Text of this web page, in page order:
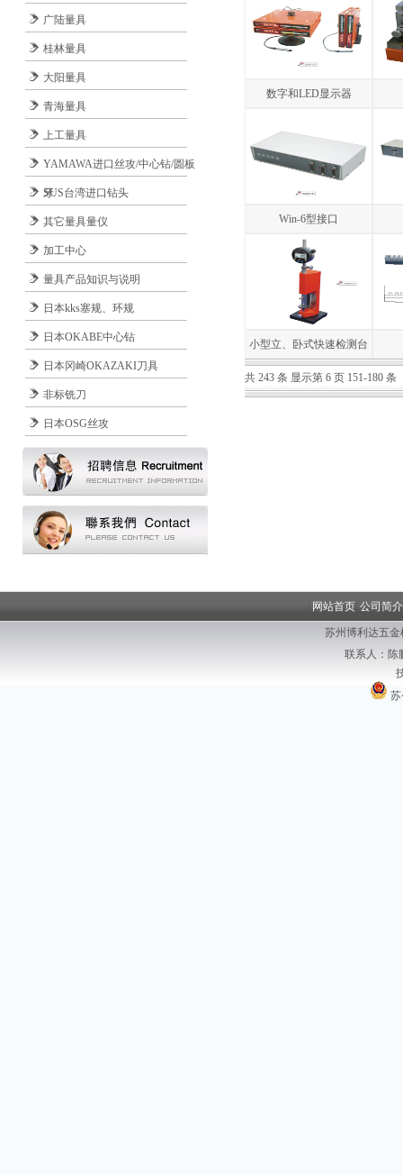
广陆量具
桂林量具
大阳量具
青海量具
上工量具
YAMAWA进口丝攻/中心钻/圆板
牙
SUS台湾进口钻头
其它量具量仪
加工中心
量具产品知识与说明
日本kks塞规、环规
日本OKABE中心钻
日本冈崎OKAZAKI刀具
非标铣刀
日本OSG丝攻
数字和LED显示器
Win-6型接口
小型立、卧式快速检测台
共 243 条 显示第 6 页 151-180 条
网站首页 公司简介
苏州博利达五
联系人：
苏